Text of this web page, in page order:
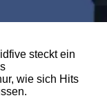
steckt ein
wie sich Hits